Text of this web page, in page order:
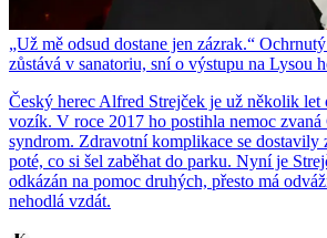
„Už mě odsud dostane jen zázrak.“
zůstává v sanatoriu, sní o výstupu na Lysou
Český herec Alfred Strejček je už několik let
vozík. V roce 2017 ho postihla nemoc
syndrom. Zdravotní komplikace se dostavily
poté, co si šel zaběhat do parku. Nyní je
odkázán na pomoc druhých, přesto má
nehodlá vzdát.